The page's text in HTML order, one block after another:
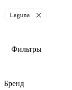
Laguna
Фильтры
Бренд